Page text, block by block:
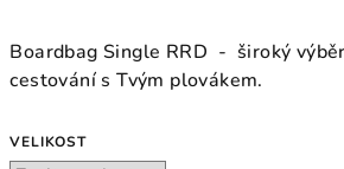
produktu
5
Boardbag Single RRD - široký
cestování s Tvým plovákem.
VELIKOST